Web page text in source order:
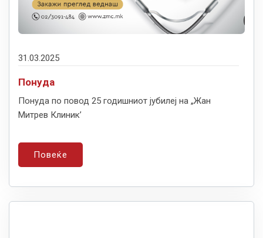
31.03.2025
Понуда
Понуда по повод 25 годишниот јубилеј на „Жан
Митрев Клиник’
Повеќе